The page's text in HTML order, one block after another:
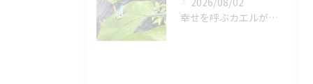
幸せを呼ぶカエルが来てくれた！